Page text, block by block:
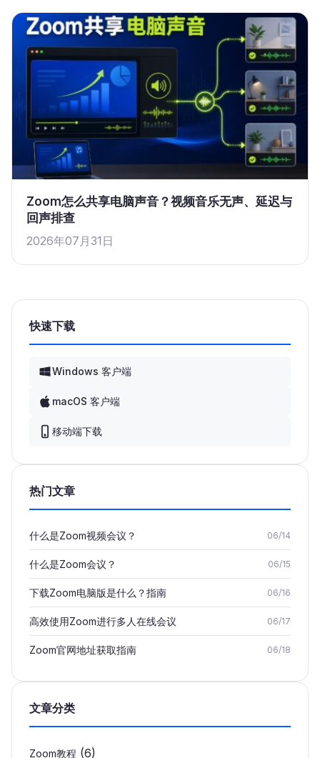
Zoom怎么共享电脑声音？视频音乐无声、延迟与
回声排查
2026年07月31日
快速下载
Windows 客户端
macOS 客户端
移动端下载
热门文章
什么是Zoom视频会议？ 06/14
什么是Zoom会议？ 06/15
下载Zoom电脑版是什么？指南 06/16
高效使用Zoom进行多人在线会议 06/17
Zoom官网地址获取指南 06/18
文章分类
Zoom教程 (6)